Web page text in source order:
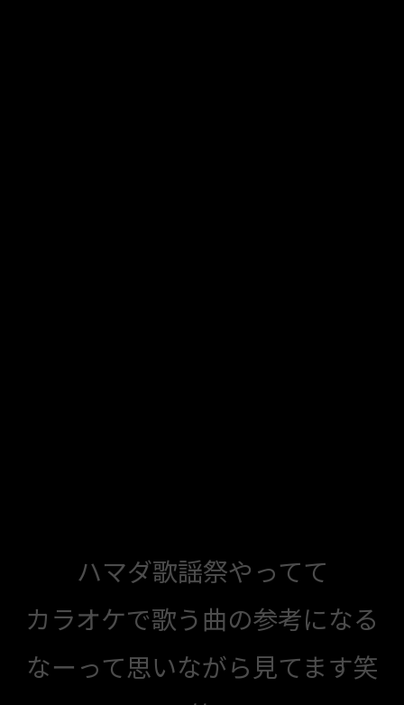
ハマダ歌謡祭やってて
カラオケで歌う曲の参考になる
なーって思いながら見てます笑